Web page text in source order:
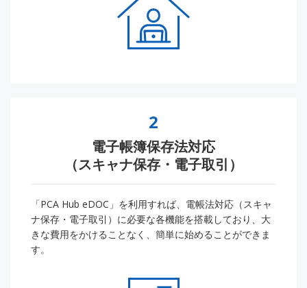
2
電子帳簿保存法対応
（スキャナ保存・電子取引）
「PCA Hub eDOC」を利用すれば、電帳法対応（スキャ
ナ保存・電子取引）に必要な各機能を搭載しており、大
きな費用をかけることなく、簡単に始めることができま
す。